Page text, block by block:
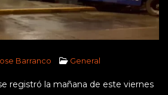
Barranco General
registró la mañana de este viernes